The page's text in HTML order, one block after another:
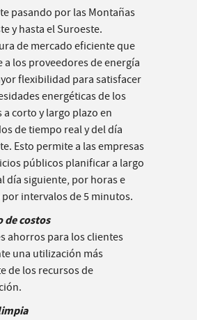
pasando por las Montañas
y hasta el Suroeste.
de mercado eficiente que
a los proveedores de energía
flexibilidad para satisfacer
energéticas de los
a corto y largo plazo en
de tiempo real y del día
Esto permite a las empresas
públicos planificar a largo
día siguiente, por horas e
intervalos de 5 minutos.
de costos
ahorros para los clientes
una utilización más
de los recursos de